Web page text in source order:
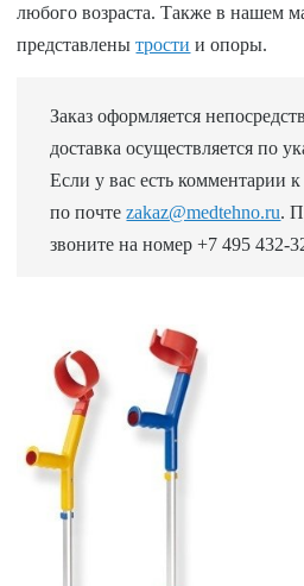
любого возраста. Также в нашем
представленытрости и опоры.
Заказ оформляется
доставка осуществляется по
Если у вас есть комментарии к
по почтеzakaz@medtehno.ru.
звоните на номер +7 495 432-